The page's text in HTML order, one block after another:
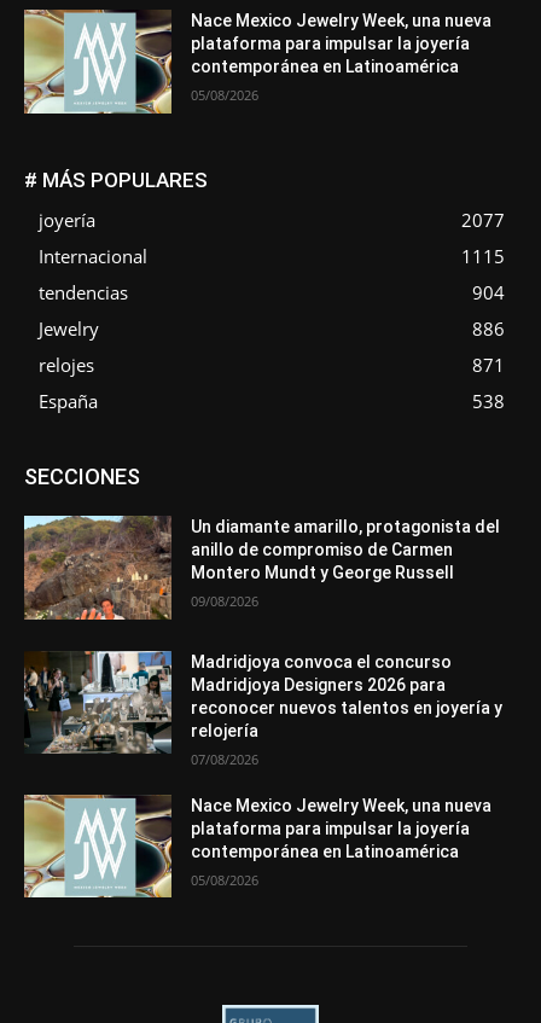
Nace Mexico Jewelry Week, una nueva
plataforma para impulsar la joyería
contemporánea en Latinoamérica
05/08/2026
# MÁS POPULARES
joyería
2077
Internacional
1115
tendencias
904
Jewelry
886
relojes
871
España
538
SECCIONESAsociaciones
Entrevistas
Mundo Técnico
Novedades Opiniones
Perspectiva
Premios
Secciones Sin categoría
Más
Un diamante amarillo, protagonista del
anillo de compromiso de Carmen
Montero Mundt y George Russell
09/08/2026
Madridjoya convoca el concurso
Madridjoya Designers 2026 para
reconocer nuevos talentos en joyería y
relojería
07/08/2026
Nace Mexico Jewelry Week, una nueva
plataforma para impulsar la joyería
contemporánea en Latinoamérica
05/08/2026